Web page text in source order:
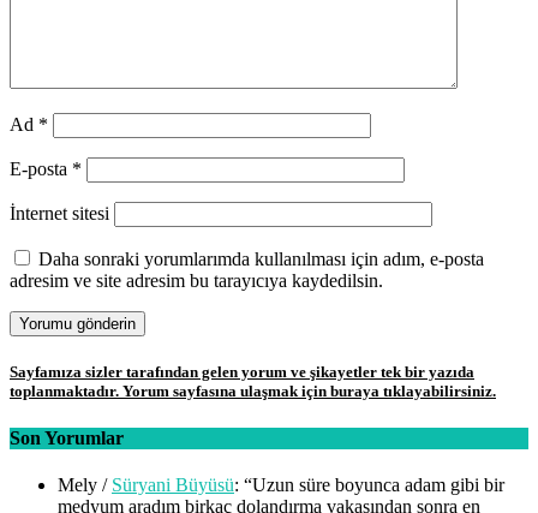
Ad *
E-posta *
İnternet sitesi
Daha sonraki yorumlarımda kullanılması için adım, e-posta
adresim ve site adresim bu tarayıcıya kaydedilsin.
Sayfamıza sizler tarafından gelen yorum ve şikayetler tek bir yazıda
toplanmaktadır. Yorum sayfasına ulaşmak için buraya tıklayabilirsiniz.
Son Yorumlar
Mely / Süryani Büyüsü: “Uzun süre boyunca adam gibi bir
medyum aradım birkaç dolandırma vakasından sonra en